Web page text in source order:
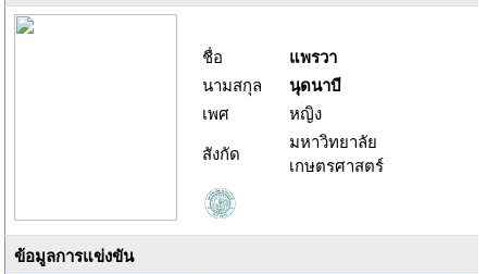
ชื่อ
แพรวา
นามสกุล
นุดนาบี
เพศ
หญิง
สังกัด
มหาวิทยาลัย
เกษตรศาสตร์
ข้อมูลการแข่งขัน